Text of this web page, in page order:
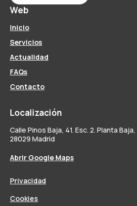
Web
Inicio
Servicios
Actualidad
FAQs
Contacto
Localización
Calle Pinos Baja, 41. Esc. 2. Planta Baja,
28029 Madrid
Abrir Google Maps
Privacidad
Cookies